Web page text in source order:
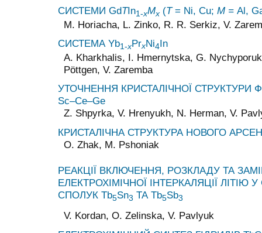
СИСТЕМИ GdTIn1-xMx (T= Ni, Cu; M = Al,
M. Horiacha, L. Zinko, R. R. Serkiz, V.
CИСТЕМА Yb1-xPrxNi4In
A. Kharkhalis, I. Hmernytska, G.
Pöttgen, V. Zaremba
УТОЧНЕННЯ КРИСТАЛІЧНОЇ СТРУКТУРИ
Sc–Ce–Ge
Z. Shpyrka, V. Hrenyukh, N. Herman, V.
КРИСТАЛІЧНА СТРУКТУРА НОВОГО
O. Zhak, M. Pshoniak
РЕАКЦІЇ ВКЛЮЧЕННЯ, РОЗКЛАДУ ТА
ЕЛЕКТРОХІМІЧНОЇ ІНТЕРКАЛЯЦІЇ ЛІТІЮ
СПОЛУК Tb5Sn3 ТА Tb5Sb3
V. Kordan, O. Zelinska, V. Pavlyuk